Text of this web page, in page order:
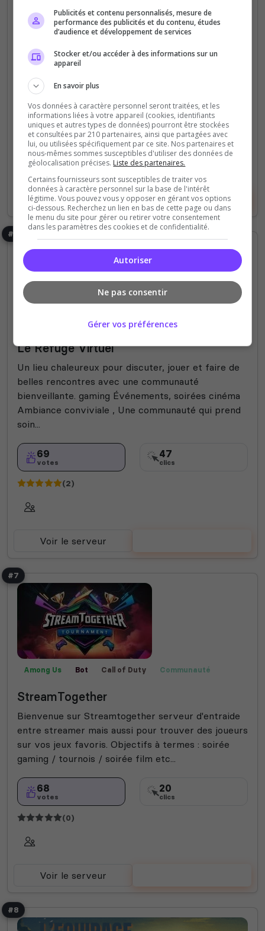
Manga Publicité
Rencontre
Rocket League
Valorant
👑 ~ Onory ~ ✨
🤝 Des joueurs pour Apex, CoD, Fortnite, GTA, LoL,
Minecraft, Rocket League, Valorant et bien d’autres
! 🏆 Un système de niveaux avec des rôles
exclusifs à débloquer 💬 Une ambiance...
101
votes
75
clics
(0)
Voir le serveur Voter
#6
Communauté Films
Le Refuge Virtuel
Un lieu chaleureux pour discuter, jouer et faire de
belles rencontres avec une communauté
bienveillante. gaming Événements, soirées cinéma
Ambiance conviviale , Une communauté qui prend
soin...
69
votes
47
clics
(2)
Voir le serveur
#7
Among Us Bot Call of Duty
Communauté
Publicité
Rencontre
Helldivers 2
Animal crossing
Roleplay
Semi-RP
Farming Simulator
Technologie
StreamTogether
Bienvenue sur Streamtogether serveur d'entraide
entre streamer mais aussi pour trouver des joueurs
sur vos jeux favoris. Objectifs à termes : soirée
gaming / tournois / soirée film etc...
68
votes
20
clics
(0)
Voir le serveur
#8
Publicités et contenu personnalisés, mesure de
performance des publicités et du contenu, études
d’audience et développement de services
Stocker et/ou accéder à des informations sur un
appareil
En savoir plus
Vos données à caractère personnel seront traitées, et les
informations liées à votre appareil (cookies, identifiants
uniques et autres types de données) pourront être stockées
et consultées par 210 partenaires, ainsi que partagées avec
lui, ou utilisées spécifiquement par ce site. Nos partenaires et
nous-mêmes sommes susceptibles d'utiliser des données de
géolocalisation précises. Liste des partenaires.
Certains fournisseurs sont susceptibles de traiter vos
données à caractère personnel sur la base de l'intérêt
légitime. Vous pouvez vous y opposer en gérant vos options
ci-dessous. Recherchez un lien en bas de cette page ou dans
le menu du site pour gérer ou retirer votre consentement
dans les paramètres des cookies et de confidentialité.
Autoriser
Ne pas consentir
Gérer vos préférences